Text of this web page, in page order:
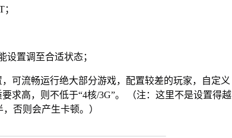
设置调至合适状态；
可流畅运行绝大部分游戏，配置较差的玩家，自定义
求高，则不低于“4核/3G”。 （注：这里不是设置得越
否则会产生卡顿。）